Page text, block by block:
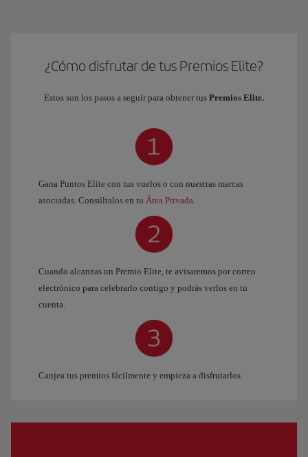
¿Cómo disfrutar de tus Premios Elite?
Estos son los pasos a seguir para obtener tus Premios Elite.
Gana Puntos Elite con tus vuelos o con nuestras marcas
asociadas. Consúltalos en tu Área Privada
Cuando alcanzas un Premio Elite, te avisaremos por correo
electrónico para celebrarlo contigo y podrás verlos en tu
cuenta.
Canjea tus premios fácilmente y empieza a disfrutarlos.